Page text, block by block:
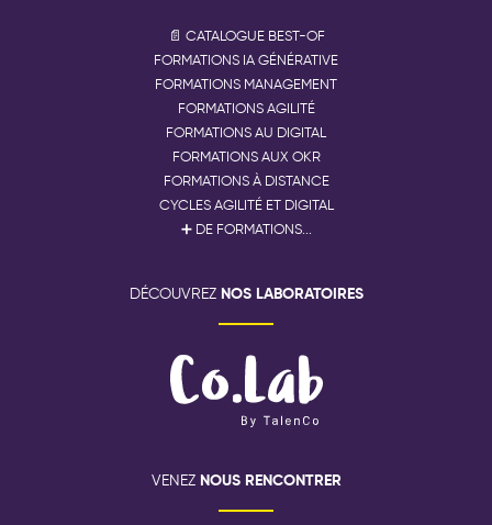
📄 CATALOGUE BEST-OF
FORMATIONS IA GÉNÉRATIVE
FORMATIONS MANAGEMENT
FORMATIONS AGILITÉ
FORMATIONS AU DIGITAL
FORMATIONS AUX OKR
FORMATIONS À DISTANCE
CYCLES AGILITÉ ET DIGITAL
➕ DE FORMATIONS...
DÉCOUVREZ NOS LABORATOIRES
VENEZ NOUS RENCONTRER